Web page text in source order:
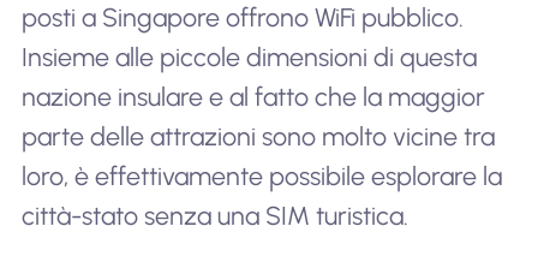
posti a Singapore offrono WiFi pubblico.
Insieme alle piccole dimensioni di questa
nazione insulare e al fatto che la maggior
parte delle attrazioni sono molto vicine tra
loro, è effettivamente possibile esplorare la
città-stato senza una SIM turistica.